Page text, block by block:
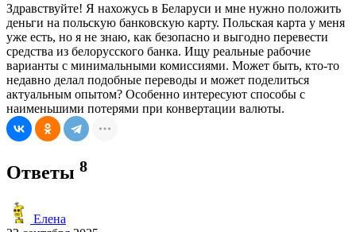
Здравствуйте! Я нахожусь в Беларуси и мне нужно положить
деньги на польскую банковскую карту. Польская карта у меня
уже есть, но я не знаю, как безопасно и выгодно перевести
средства из белорусского банка. Ищу реальные рабочие
варианты с минимальными комиссиями. Может быть, кто-то
недавно делал подобные переводы и может поделиться
актуальным опытом? Особенно интересуют способы с
наименьшими потерями при конвертации валюты.
Ответы 8
Елена